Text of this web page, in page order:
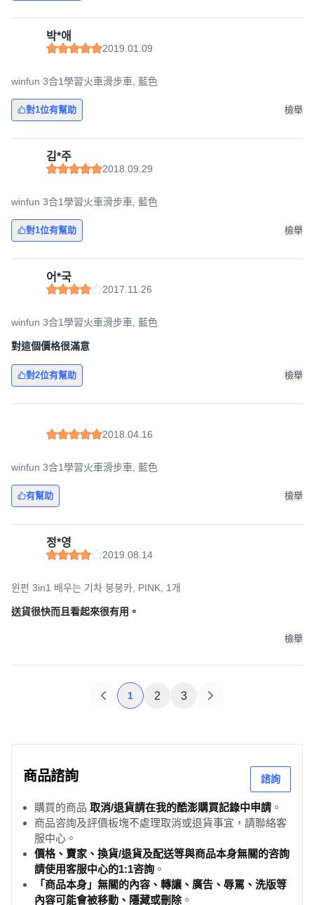
WinFun 3合1學習火車，細節精緻，功能豐富，以多種動聽旋律
和豐富的功能，激發孩子的創造力，讓學習充滿樂趣。5個按鈕
分別設有不同的英文單詞學習功能，搭配色彩鮮豔的設計和可
愛圖案，兼具遊戲和學習的功能。車廂窗戶可打開和關閉，並
박*애
2019.01.09
winfun 3合1學習火車滑步車, 藍色
對1位有幫助 檢舉
김*주
2018.09.29
winfun 3合1學習火車滑步車, 藍色
對1位有幫助 檢舉
어*국
2017.11.26
winfun 3合1學習火車滑步車, 藍色
對這個價格很滿意
對2位有幫助 檢舉
2018.04.16
winfun 3合1學習火車滑步車, 藍色
有幫助 檢舉
정*영
2019.08.14
윈펀 3in1 배우는 기차 붕붕카, PINK, 1개
送貨很快而且看起來很有用。
檢舉
1 2 3
商品諮詢 諮詢
購買的商品 取消/退貨請在我的酷澎購買記錄中申請 。
商品咨詢及評價板塊不處理取消或退貨事宜，請聯絡客
服中心。
價格、賣家、換貨/退貨及配送等與商品本身無關的咨詢
請使用客服中心的1:1咨詢 。
「商品本身」無關的內容、轉讓、廣告、辱罵、洗版等
內容可能會被移動、隱藏或刪除。